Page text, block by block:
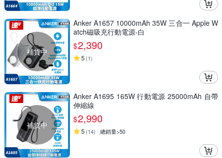
補貨中
Anker A1657 10000mAh 35W 三合一 Apple W
atch磁吸充行動電源-白
$2,390
5 (1)
補貨中
Anker A1695 165W 行動電源 25000mAh 自帶
伸縮線
$2,990
5 (14) 總銷量>50